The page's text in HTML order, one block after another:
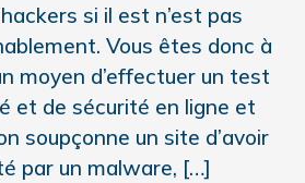
si il est n’est pas
Vous êtes donc à
moyen d’effectuer un test
et de sécurité en ligne et
soupçonne un site d’avoir
par un malware, […]